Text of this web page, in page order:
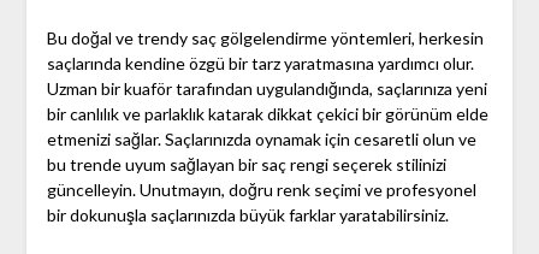
Bu doğal ve trendy saç gölgelendirme yöntemleri, herkesin
saçlarında kendine özgü bir tarz yaratmasına yardımcı olur.
Uzman bir kuaför tarafından uygulandığında, saçlarınıza yeni
bir canlılık ve parlaklık katarak dikkat çekici bir görünüm elde
etmenizi sağlar. Saçlarınızda oynamak için cesaretli olun ve
bu trende uyum sağlayan bir saç rengi seçerek stilinizi
güncelleyin. Unutmayın, doğru renk seçimi ve profesyonel
bir dokunuşla saçlarınızda büyük farklar yaratabilirsiniz.